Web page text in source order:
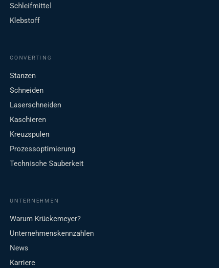
Schleifmittel
Klebstoff
CONVERTING
Stanzen
Schneiden
Laserschneiden
Kaschieren
Kreuzspulen
Prozessoptimierung
Technische Sauberkeit
UNTERNEHMEN
Warum Krückemeyer?
Unternehmenskennzahlen
News
Karriere